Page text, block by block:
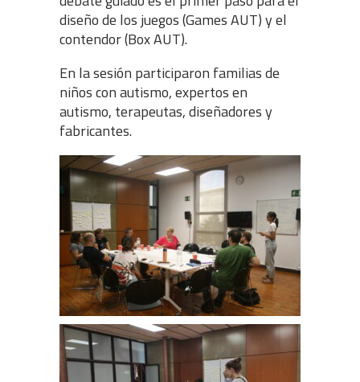
diseño de los juegos (Games AUT) y el
contendor (Box AUT).
En la sesión participaron familias de
niños con autismo, expertos en
autismo, terapeutas, diseñadores y
fabricantes.